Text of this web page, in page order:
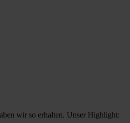
wir so erhalten. Unser Highlight: